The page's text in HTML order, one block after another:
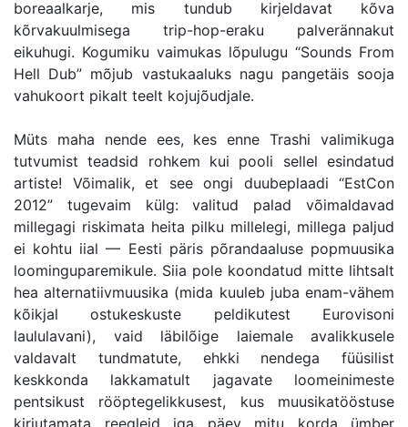
boreaalkarje, mis tundub kirjeldavat kõva
kõrvakuulmisega trip-hop-eraku palverännakut
eikuhugi. Kogumiku vaimukas lõpulugu “Sounds From
Hell Dub” mõjub vastukaaluks nagu pangetäis sooja
vahukoort pikalt teelt kojujõudjale.
Müts maha nende ees, kes enne Trashi valimikuga
tutvumist teadsid rohkem kui pooli sellel esindatud
artiste! Võimalik, et see ongi duubeplaadi “EstCon
2012” tugevaim külg: valitud palad võimaldavad
millegagi riskimata heita pilku millelegi, millega paljud
ei kohtu iial — Eesti päris põrandaaluse popmuusika
loominguparemikule. Siia pole koondatud mitte lihtsalt
hea alternatiivmuusika (mida kuuleb juba enam-vähem
kõikjal ostukeskuste peldikutest Eurovisoni
laululavani), vaid läbilõige laiemale avalikkusele
valdavalt tundmatute, ehkki nendega füüsilist
keskkonda lakkamatult jagavate loomeinimeste
pentsikust rööptegelikkusest, kus muusikatööstuse